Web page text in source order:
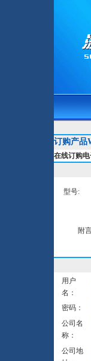
订购产品
在线订购
型号:
附
用户
名：
密码：
公司名
称：
公司地